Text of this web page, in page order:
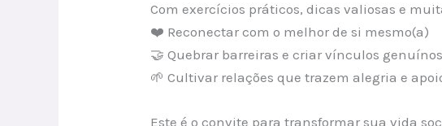
Com exercícios práticos, dicas valiosas e
❤️ Reconectar com o melhor de si mesmo(a)
🤝 Quebrar barreiras e criar vínculos genuínos
🌱 Cultivar relações que trazem alegria e
Este é o convite para transformar sua vida